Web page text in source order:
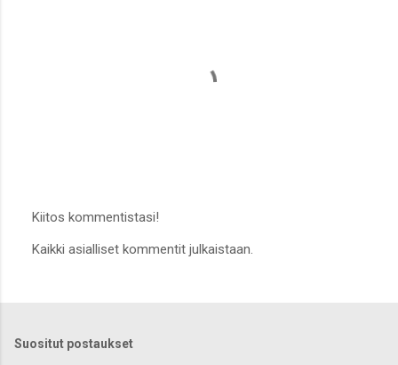
ä
o
Kiitos kommentistasi!
Kaikki asialliset kommentit julkaistaan.
Suositut postaukset